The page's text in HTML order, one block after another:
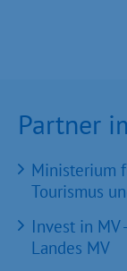
Partner
Ministerium
Tourismus
Invest in MV
Landes MV